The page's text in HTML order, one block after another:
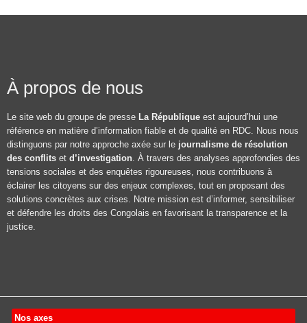
À propos de nous
Le site web du groupe de presse La République est aujourd’hui une
référence en matière d’information fiable et de qualité en RDC. Nous nous
distinguons par notre approche axée sur le journalisme de résolution
des conflits et d’investigation. À travers des analyses approfondies des
tensions sociales et des enquêtes rigoureuses, nous contribuons à
éclairer les citoyens sur des enjeux complexes, tout en proposant des
solutions concrètes aux crises. Notre mission est d’informer, sensibiliser
et défendre les droits des Congolais en favorisant la transparence et la
justice.
Nos axes